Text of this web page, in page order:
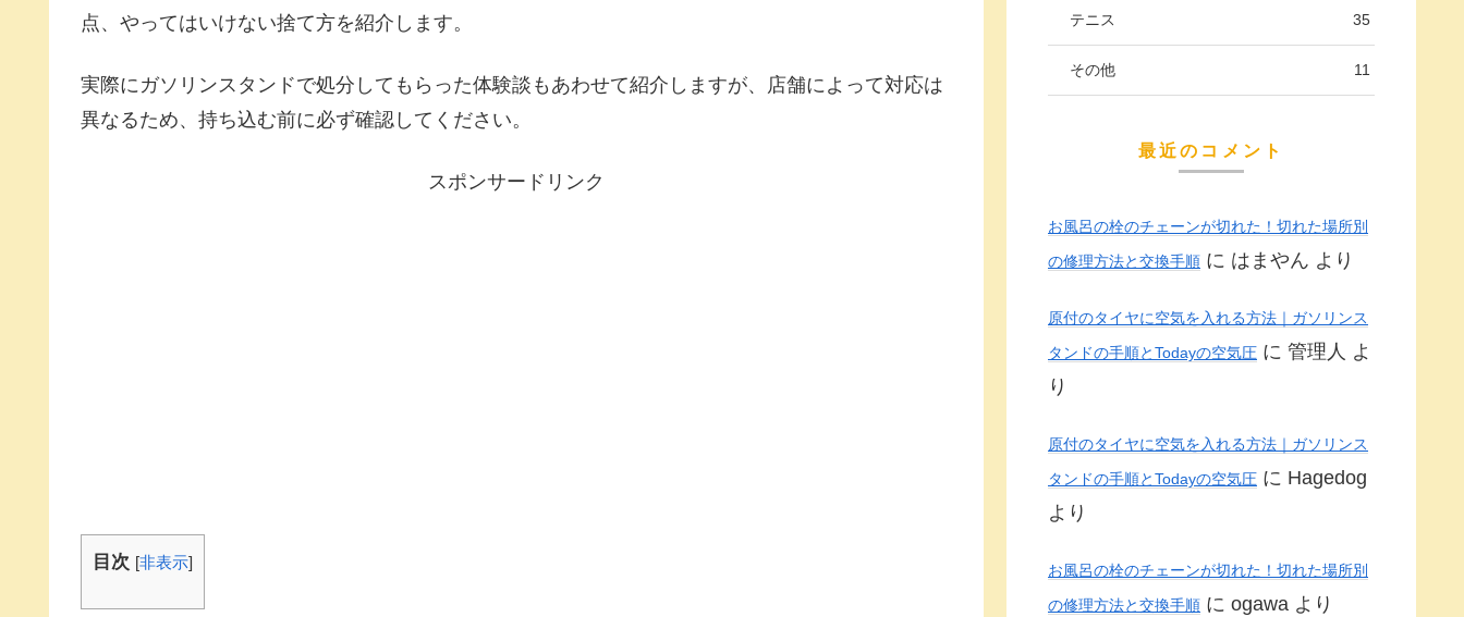
点、やってはいけない捨て方を紹介します。
実際にガソリンスタンドで処分してもらった体験談もあわせて紹介しますが、店舗によって対応は
異なるため、持ち込む前に必ず確認してください。
スポンサードリンク
目次 [非表示]
テニス 35
その他 11
最近のコメント
お風呂の栓のチェーンが切れた！切れた場所別
の修理方法と交換手順 に はまやん より
原付のタイヤに空気を入れる方法｜ガソリンス
タンドの手順とTodayの空気圧 に 管理人 よ
り
原付のタイヤに空気を入れる方法｜ガソリンス
タンドの手順とTodayの空気圧 に Hagedog
より
お風呂の栓のチェーンが切れた！切れた場所別
の修理方法と交換手順 に ogawa より